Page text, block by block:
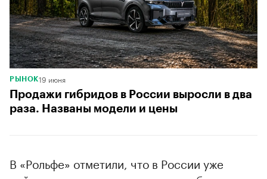
РЫНОК19 июня
Продажи гибридов в России выросли в два
раза. Названы модели и цены
В «Рольфе» отметили, что в России уже